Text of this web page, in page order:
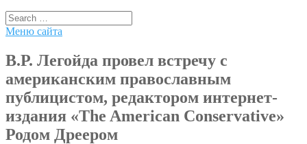
Меню сайта
В.Р. Легойда провел встречу с
американским православным
публицистом, редактором интернет-
издания «The American Conservative»
Родом Дреером